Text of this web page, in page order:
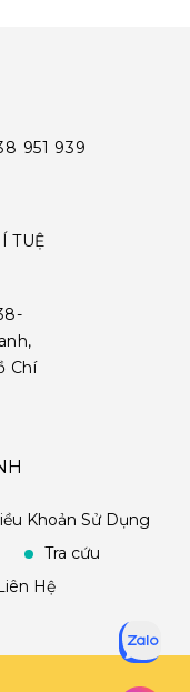
951 939
TUỆ
Chí
Khoản Sử Dụng
Tra cứu
Hệ